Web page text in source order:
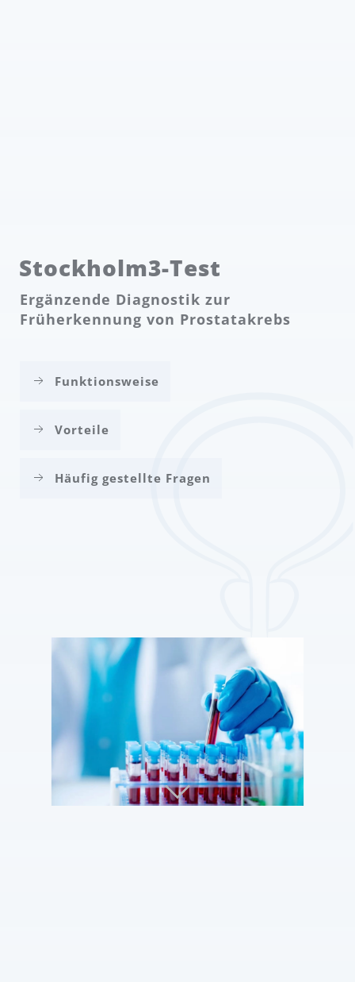
Stockholm3-Test
Ergänzende Diagnostik zur
Früherkennung von Prostatakrebs
Funktionsweise
Vorteile
Häufig gestellte Fragen